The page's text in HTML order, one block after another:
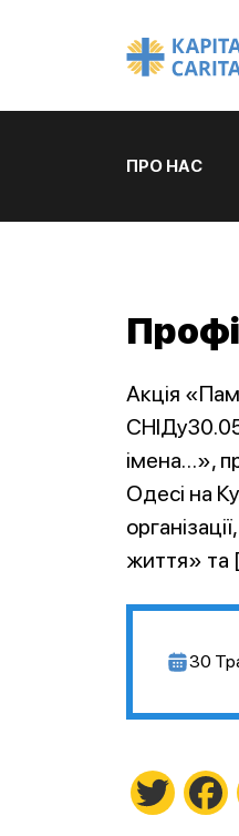
ПРО НАС
Акція
імена…»,
Одесі на
життя» та
30
Twitter